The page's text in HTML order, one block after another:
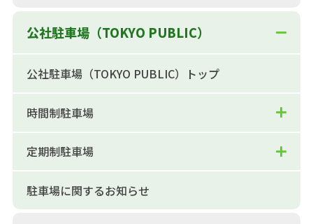
公社駐車場（TOKYO PUBLIC）
公社駐車場（TOKYO PUBLIC）トップ
時間制駐車場
定期制駐車場
駐車場に関するお知らせ